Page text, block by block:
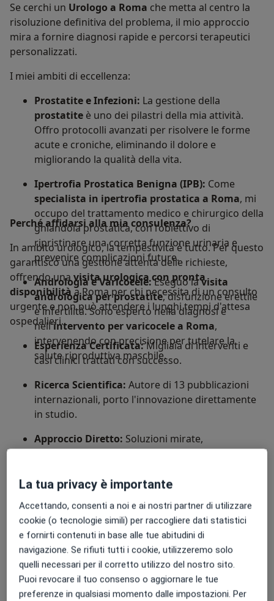
Se cerchi un Urologo a Roma che metta al centro la
risoluzione definitiva del problema, il mio approccio
mira a fornire diagnosi rapide e percorsi terapeutici
personalizzati.
I miei ambiti di eccellenza:
Prostatite e Infezioni: La gestione della
prostatite è uno dei pilastri della mia attività.
Offro protocolli avanzati per risolvere le forme
acute e croniche, eliminando il dolore e
migliorando la qualità della vita.
Ipertrofia Prostatica Benigna (IPB): Come
specialista in ipertrofia prostatica a Roma, mi
occupo del trattamento medico e chirurgico della
ghiandola prostatica, con l’obiettivo di
ripristinare una corretta funzione urinaria e
prevenire complicazioni future.
Andrologia e Varicocele:Eseguo lavisita
andrologica per prostatite, disfunzione erettile
e infertilità. Sono esperto nella diagnosi e
nell'intervento per varicocele a Roma,
intervenendo con precisione per tutelare la
salute riproduttiva maschile.
Perché affidarsi alla mia consulenza?
In ambito urologico, la tempestività è tutto. Per questo
garantisco una gestione attenta delle richieste,
offrendo unavisita urologica con pronta
disponibilitàa Roma per chi necessita di un consulto
urgente e non può attendere i lunghi tempi d'attesa
ospedalieri.
Esperienza Certificata:Migliaia di interventi e
casi clinici trattati con successo.
Ricerca Scientifica: Autore di 13 pubblicazioni
internazionali, porto l'innovazione direttamente
in studio.
Approccio Diretto: Soluzioni mirate,
comunicazione chiara e massima empatia.
Prenota ora la tua visita per ritrovare il tuo
benessere urologico e andrologico.
AltroSu di me
Aree di competenza principali:
Andrologia
Urologia
Biologia della riproduzione umana
La tua privacy è importante
Accettando, consenti a noi e ai nostri partner di utilizzare
cookie (o tecnologie simili) per raccogliere dati statistici
e fornirti contenuti in base alle tue abitudini di
navigazione. Se rifiuti tutti i cookie, utilizzeremo solo
quelli necessari per il corretto utilizzo del nostro sito.
Puoi revocare il tuo consenso o aggiornare le tue
preferenze in qualsiasi momento dalle impostazioni. Per